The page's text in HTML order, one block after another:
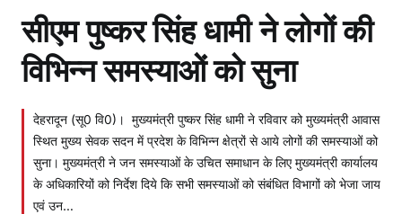
सीएम पुष्कर सिंह धामी ने लोगों की
विभिन्न समस्याओं को सुना
देहरादून (सू0 वि0)। मुख्यमंत्री पुष्कर सिंह धामी ने रविवार को मुख्यमंत्री आवास
स्थित मुख्य सेवक सदन में प्रदेश के विभिन्न क्षेत्रों से आये लोगों की समस्याओं को
सुना। मुख्यमंत्री ने जन समस्याओं के उचित समाधान के लिए मुख्यमंत्री कार्यालय
के अधिकारियों को निर्देश दिये कि सभी समस्याओं को संबंधित विभागों को भेजा जाय
एवं उन…